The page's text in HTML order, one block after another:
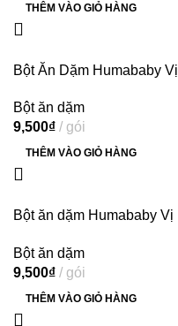
THÊM VÀO GIỎ HÀNG
Bột Ăn Dặm Humababy Vị
Bột ăn dặm
9,500₫ gói
THÊM VÀO GIỎ HÀNG
Bột ăn dặm Humababy Vị
Bột ăn dặm
9,500₫ gói
THÊM VÀO GIỎ HÀNG